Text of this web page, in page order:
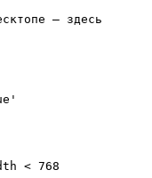
< 768